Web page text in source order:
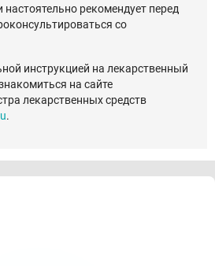
рекомендует перед
со
инструкцией на лекарственный
на сайте
лекарственных средств
.